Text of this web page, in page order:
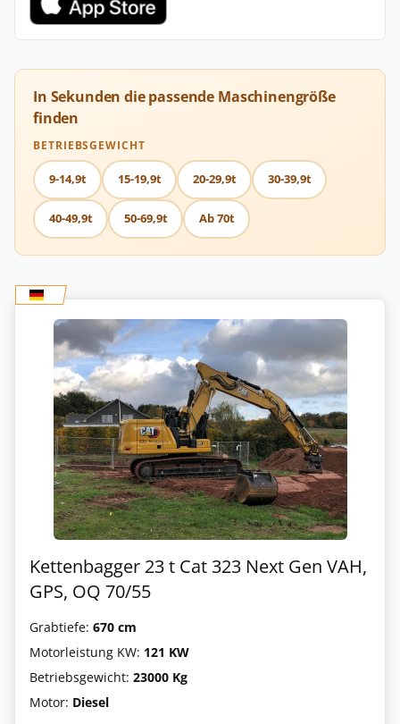
In Sekunden die passende Maschinengröße
finden
BETRIEBSGEWICHT
9-14,9t 15-19,9t 20-29,9t 30-39,9t
40-49,9t 50-69,9t Ab 70t
Kettenbagger 23 t Cat 323 Next Gen VAH,
GPS, OQ 70/55
Grabtiefe: 670 cm
Motorleistung KW: 121 KW
Betriebsgewicht: 23000 Kg
Motor: Diesel